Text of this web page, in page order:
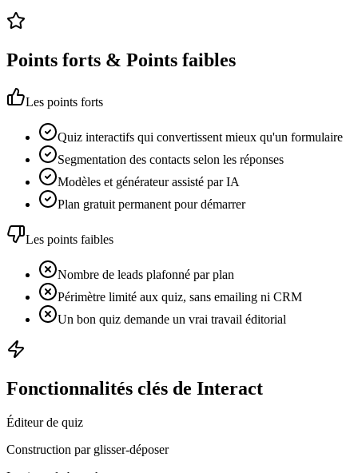
Points forts & Points faibles
Les points forts
Quiz interactifs qui convertissent mieux qu'un formulaire
Segmentation des contacts selon les réponses
Modèles et générateur assisté par IA
Plan gratuit permanent pour démarrer
Les points faibles
Nombre de leads plafonné par plan
Périmètre limité aux quiz, sans emailing ni CRM
Un bon quiz demande un vrai travail éditorial
Fonctionnalités clés de Interact
Éditeur de quiz
Construction par glisser-déposer